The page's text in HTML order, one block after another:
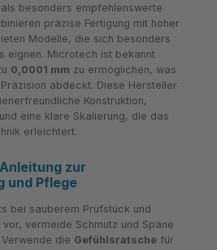
als besonders empfehlenswerte
präzise Fertigung mit hoher
Modelle, die sich besonders
eignen. Microtech ist bekannt
0,0001 mm zu ermöglichen, was
abdeckt. Diese Hersteller
Konstruktion,
eine klare Skalierung, die das
erleichtert.
zur
und Pflege
bei sauberem Prüfstück und
vermeide Schmutz und Späne
die Gefühlsratsche für